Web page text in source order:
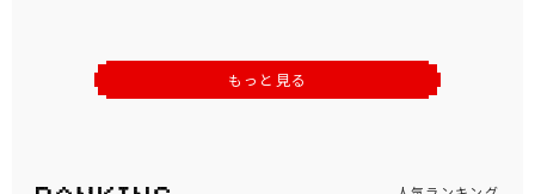
もっと見る